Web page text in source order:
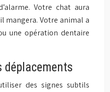
Votre chat aura
mangera. Votre animal a
une opération dentaire
déplacements
des signes subtils